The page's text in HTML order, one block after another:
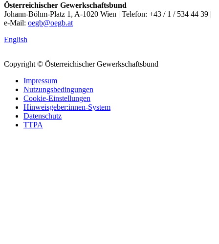
Österreichischer Gewerkschaftsbund
Johann-Böhm-Platz 1, A-1020 Wien | Telefon: +43 / 1 / 534 44 39 |
e-Mail: oegb@oegb.at
English
Copyright © Österreichischer Gewerkschaftsbund
Impressum
Nutzungsbedingungen
Cookie-Einstellungen
Hinweisgeber:innen-System
Datenschutz
TTPA